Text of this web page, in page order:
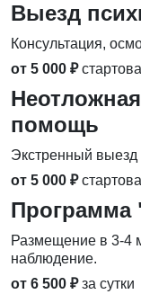
Выезд
Консультация,
от 5 000 ₽
помощь
Экстренный
от 5 000 ₽
Программа
Размещение в 3-4
наблюдение.
от 6 500 ₽ за сутки